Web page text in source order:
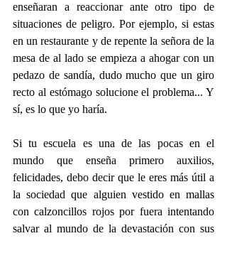
enseñaran a reaccionar ante otro tipo de
situaciones de peligro. Por ejemplo, si estas
en un restaurante y de repente la señora de la
mesa de al lado se empieza a ahogar con un
pedazo de sandía, dudo mucho que un giro
recto al estómago solucione el problema... Y
sí, es lo que yo haría.
Si tu escuela es una de las pocas en el
mundo que enseña primero auxilios,
felicidades, debo decir que le eres más útil a
la sociedad que alguien vestido en mallas
con calzoncillos rojos por fuera intentando
salvar al mundo de la devastación con sus